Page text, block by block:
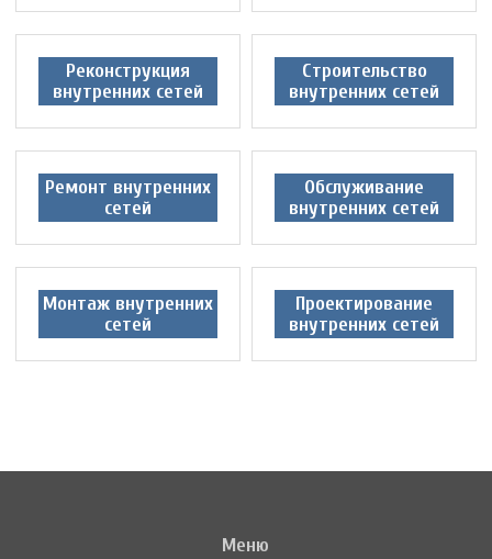
Реконструкция
внутренних сетей
Строительство
внутренних сетей
Ремонт внутренних
сетей
Обслуживание
внутренних сетей
Монтаж внутренних
сетей
Проектирование
внутренних сетей
Меню